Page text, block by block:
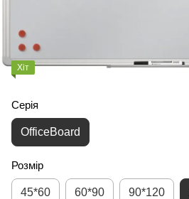
Хіт
Серія
OfficeBoard
Розмір
45*60 60*90 90*120